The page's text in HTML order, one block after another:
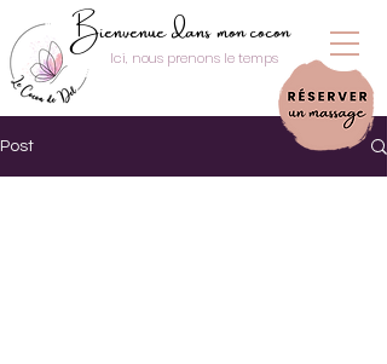
Bienvenue dans mon cocon
Ici, nous prenons le temps
Post